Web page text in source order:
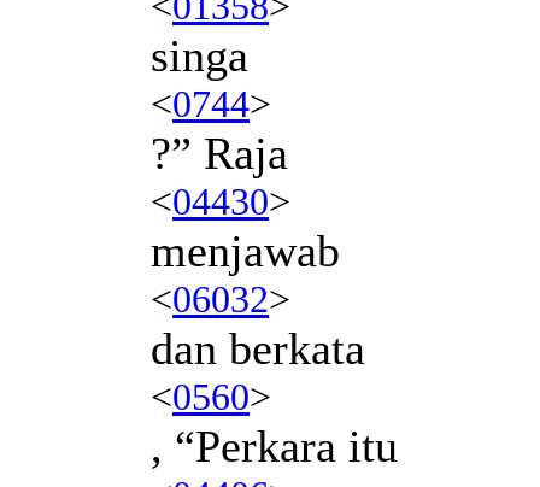
singa
<0744>
?” Raja
<04430>
menjawab
<06032>
dan berkata
<0560>
, “Perkara itu